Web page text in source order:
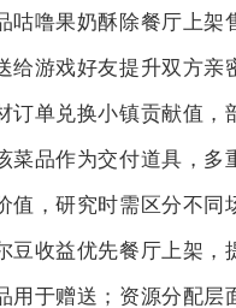
咕噜果奶酥除餐厅上架
给游戏好友提升双方亲
订单兑换小镇贡献值，
菜品作为交付道具，多
值，研究时需区分不同
豆收益优先餐厅上架，
用于赠送；资源分配层